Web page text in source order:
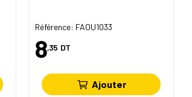
Référence: FAOU1033
8,35 DT
Ajouter